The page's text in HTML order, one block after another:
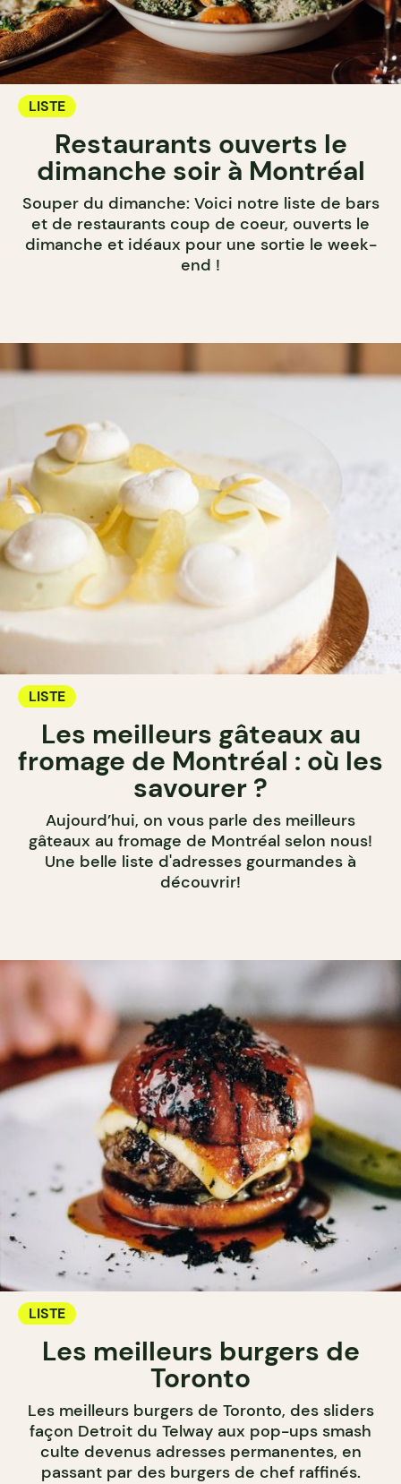
LISTE
Restaurants ouverts le
dimanche soir à Montréal
Souper du dimanche: Voici notre liste de bars
et de restaurants coup de coeur, ouverts le
dimanche et idéaux pour une sortie le week-
end !
LISTE
Les meilleurs gâteaux au
fromage de Montréal : où les
savourer ?
Aujourd’hui, on vous parle des meilleurs
gâteaux au fromage de Montréal selon nous!
Une belle liste d'adresses gourmandes à
découvrir!
LISTE
Les meilleurs burgers de
Toronto
Les meilleurs burgers de Toronto, des sliders
façon Detroit du Telway aux pop-ups smash
culte devenus adresses permanentes, en
passant par des burgers de chef raffinés.